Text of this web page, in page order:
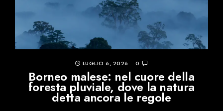
LUGLIO 6, 2026 0
Borneo malese: nel cuore della
foresta pluviale, dove la natura
detta ancora le regole